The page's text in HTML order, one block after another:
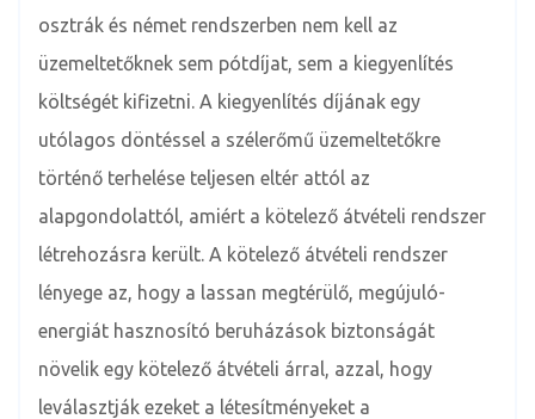
osztrák és német rendszerben nem kell az
üzemeltetőknek sem pótdíjat, sem a kiegyenlítés
költségét kifizetni. A kiegyenlítés díjának egy
utólagos döntéssel a szélerőmű üzemeltetőkre
történő terhelése teljesen eltér attól az
alapgondolattól, amiért a kötelező átvételi rendszer
létrehozásra került. A kötelező átvételi rendszer
lényege az, hogy a lassan megtérülő, megújuló-
energiát hasznosító beruházások biztonságát
növelik egy kötelező átvételi árral, azzal, hogy
leválasztják ezeket a létesítményeket a